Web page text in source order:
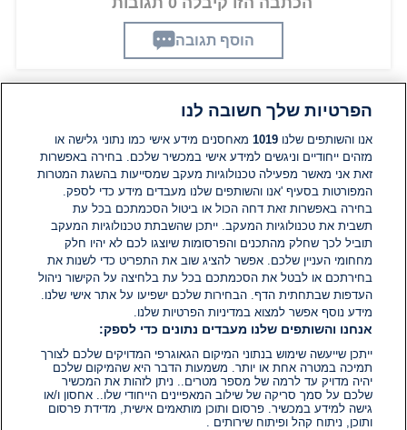
הוסף תגובה
תגובות
אין עדיין תגובות. היה הראשון להגיב
הוסף תגובה
הפרטיות שלך חשובה לנו
אנו והשותפים שלנו1019 מאחסנים מידע אישי כמו נתוני גלישה או
מזהים ייחודיים וניגשים למידע אישי במכשיר שלכם. בחירה באפשרות
זאת אני מאשר מפעילה טכנולוגיות מעקב שמסייעות בהשגת המטרות
המפורטות בסעיף 'אנו והשותפים שלנו מעבדים מידע כדי לספק.
בחירה באפשרות זאת דחה הכול או ביטול הסכמתכם בכל עת
תשבית את טכנולוגיות המעקב. ייתכן שהשבתת טכנולוגיות המעקב
תוביל לכך שחלק מהתכנים והפרסומות שיוצגו לכם לא יהיו חלק
מחחומי העניין שלכם. אפשר להציג שוב את התפריט כדי לשנות את
בחירתכם או לבטל את הסכמתכם בכל עת בלחיצה על הקישור ניהול
העדפות שבתחתית הדף. הבחירות שלכם ישפיעו על אתר אישי שלנו.
מידע נוסף אפשר למצוא במדיניות הפרטיות שלנו.
אנחנו והשותפים שלנו מעבדים נתונים כדי לספק:
ייתכן שייעשה שימוש בנתוני המיקום הגאוגרפי המדויקים שלכם לצורך
תמיכה במטרה אחת או יותר. משמעות הדבר היא שהמיקום שלכם
יהיה מדויק עד לרמה של מספר מטרים.. ניתן לזהות את המכשיר
שלכם על סמך סריקה של שילוב המאפיינים הייחודי שלו.. אחסון ו/או
גישה למידע במכשיר. פרסום ותוכן מותאמים אישית, מדידת פרסום
ותוכן, ניתוח קהל ופיתוח שירותים .